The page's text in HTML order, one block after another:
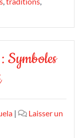
Symboles
|
Laisser un